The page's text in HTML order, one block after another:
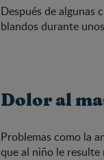
Después de algunas
blandos durante
Dolor al
Problemas como la
que al niño le